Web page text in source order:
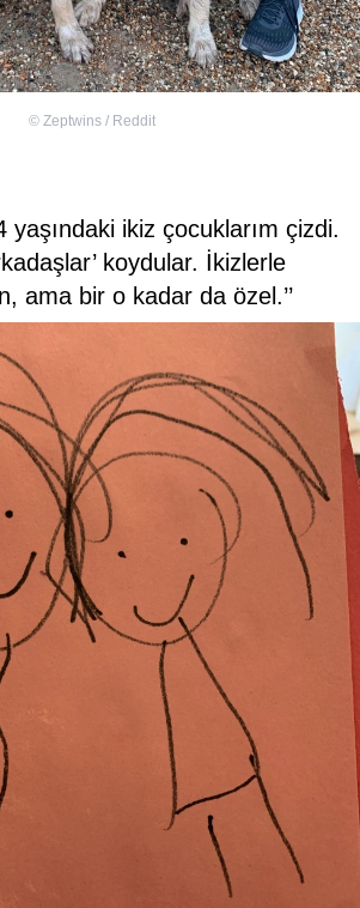
© Zeptwins / Reddit
yaşındaki ikiz çocuklarım çizdi.
koydular. İkizlerle
ama bir o kadar da özel.’’